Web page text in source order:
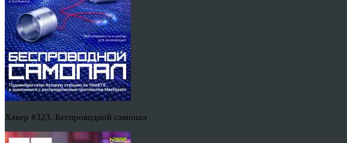
Хакер #323. Беспроводной самопал